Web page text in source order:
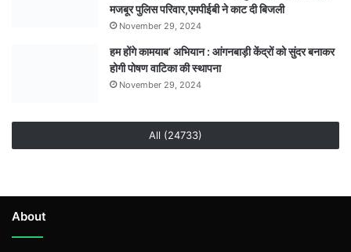
मजबूर पुलिस परिवार,एमपीईबी ने काट दी बिजली
November 29, 2024
हम होंगे कामयाब’ अभियान : आंगनबाड़ी केंद्रों को सुंदर बनाकर
होगी पोषण वाटिका की स्थापना
November 29, 2024
All (24733)
About